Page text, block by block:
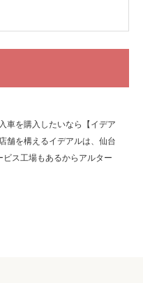
車を購入したいなら【イデア
舗を構えるイデアルは、仙台
ス工場もあるからアルター